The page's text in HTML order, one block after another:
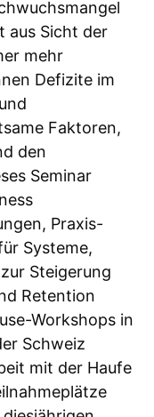
aus Sicht der
mehr
Defizite im
Faktoren,
den
Seminar
Praxis-
Systeme,
Steigerung
Retention
Workshops in
Schweiz
mit der Haufe